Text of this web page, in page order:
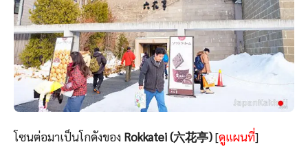
โซนต่อมาเป็นโกดังของ Rokkatei (六花亭)[ดูแผนที่]